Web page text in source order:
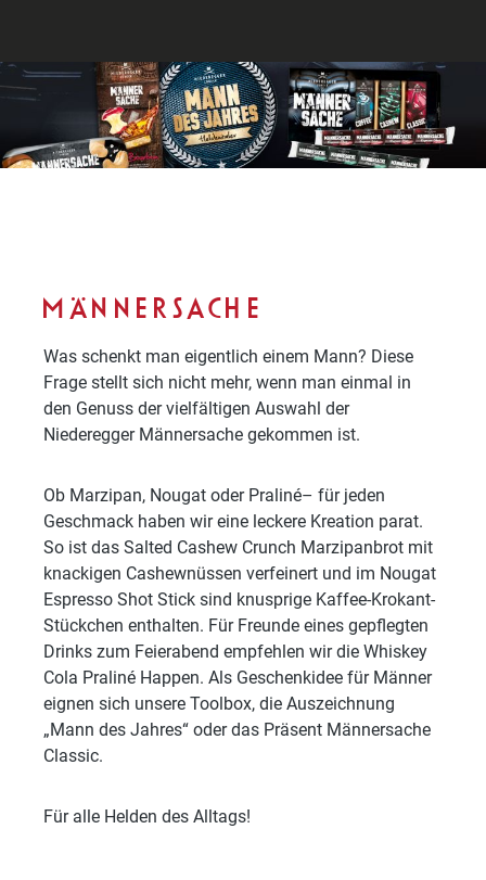
MÄNNERSACHE
Was schenkt man eigentlich einem Mann? Diese
Frage stellt sich nicht mehr, wenn man einmal in
den Genuss der vielfältigen Auswahl der
Niederegger Männersache gekommen ist.
Ob Marzipan, Nougat oder Praliné– für jeden
Geschmack haben wir eine leckere Kreation parat.
So ist das Salted Cashew Crunch Marzipanbrot mit
knackigen Cashewnüssen verfeinert und im Nougat
Espresso Shot Stick sind knusprige Kaffee-Krokant-
Stückchen enthalten. Für Freunde eines gepflegten
Drinks zum Feierabend empfehlen wir die Whiskey
Cola Praliné Happen. Als Geschenkidee für Männer
eignen sich unsere Toolbox, die Auszeichnung
„Mann des Jahres“ oder das Präsent Männersache
Classic.
Für alle Helden des Alltags!